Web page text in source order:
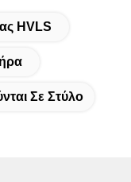
HVLS
Σε Στύλο